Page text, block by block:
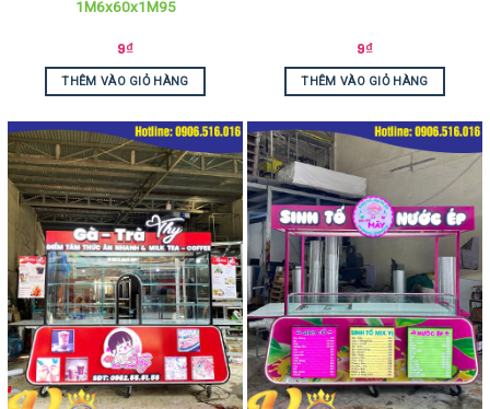
1M6x60x1M95
9₫
THÊM VÀO GIỎ HÀNG
9₫
THÊM VÀO GIỎ HÀNG